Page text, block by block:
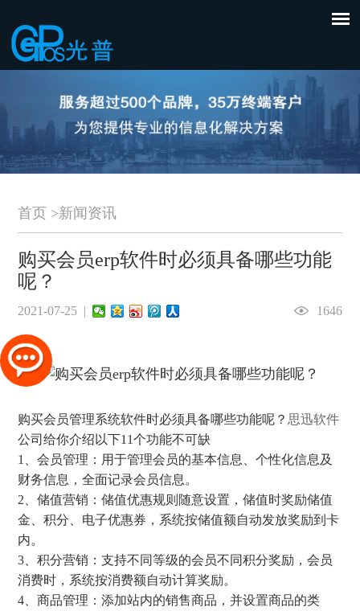
首页 >新闻资讯
购买会员erp软件时必须具备哪些功能
呢？
2021-07-25 | 1646
购买会员管理系统软件时必须具备哪些功能呢？ 思迅软件
公司给你介绍以下11个功能不可缺
1、会员管理：用于管理会员的基本信息、个性化信息及
财务信息，全面记录会员信息。
2、储值营销：储值优惠规则随意设置，储值时奖励储值
金、积分、电子优惠券，系统按储值额自动发放奖励到卡
内。
3、积分营销：支持不同等级的会员不同积分奖励，会员
消费时，系统按消费额自动计算奖励。
4、商品管理：添加站内的销售商品，并设置商品的类